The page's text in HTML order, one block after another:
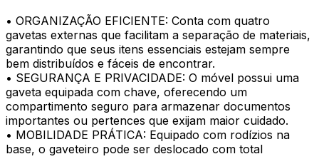
• ORGANIZAÇÃO EFICIENTE: Conta com quatro
gavetas externas que facilitam a separação de materiais,
garantindo que seus itens essenciais estejam sempre
bem distribuídos e fáceis de encontrar.
• SEGURANÇA E PRIVACIDADE: O móvel possui uma
gaveta equipada com chave, oferecendo um
compartimento seguro para armazenar documentos
importantes ou pertences que exijam maior cuidado.
• MOBILIDADE PRÁTICA: Equipado com rodízios na
base, o gaveteiro pode ser deslocado com total